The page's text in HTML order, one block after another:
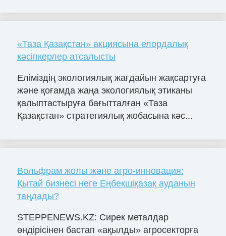
«Таза Қазақстан» акциясына елордалық
кәсіпкерлер атсалысты
Еліміздің экологиялық жағдайын жақсартуға
және қоғамда жаңа экологиялық этиканы
қалыптастыруға бағытталған «Таза
Қазақстан» стратегиялық жобасына кәс...
Вольфрам жолы және агро-инновация:
Қытай бизнесі неге Еңбекшіқазақ ауданын
таңдады?
STEPPENEWS.KZ: Сирек металдар
өндірісінен бастап «ақылды» агросекторға